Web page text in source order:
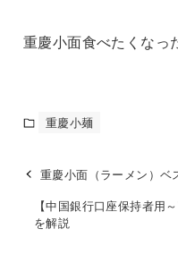
重慶小面食べたくな
重慶小麺
重慶小面（ラーメン）
【中国銀行口座保持者用
を解説